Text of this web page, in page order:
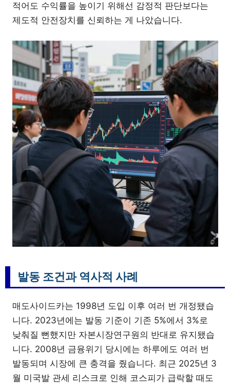
적어도 수익률을 높이기 위해선 감정적 판단보다는
제도적 안전장치를 신뢰하는 게 나았습니다.
발동 조건과 역사적 사례
매도사이드카는 1998년 도입 이후 여러 번 개정됐습
니다. 2023년에는 발동 기준이 기존 5%에서 3%로
낮춰질 뻔했지만 자본시장연구원의 반대로 유지됐습
니다. 2008년 금융위기 당시에는 하루에도 여러 번
발동되며 시장에 큰 충격을 줬습니다. 최근 2025년 3
월 미국발 관세 리스크로 인해 코스피가 급락할 때도